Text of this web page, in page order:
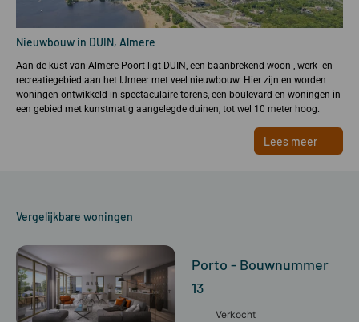
Nieuwbouw in DUIN, Almere
Aan de kust van Almere Poort ligt DUIN, een baanbrekend woon-, werk- en
recreatiegebied aan het IJmeer met veel nieuwbouw. Hier zijn en worden
woningen ontwikkeld in spectaculaire torens, een boulevard en woningen in
een gebied met kunstmatig aangelegde duinen, tot wel 10 meter hoog.
Lees meer
Vergelijkbare woningen
Porto - Bouwnummer
13
Verkocht